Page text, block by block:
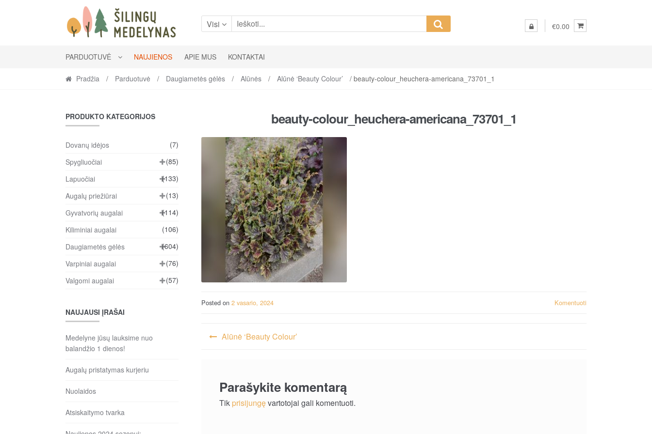
to
navigation
to
content
Visi €0.00
PARDUOTUVĖ NAUJIENOS APIE MUS KONTAKTAI
Pradžia / Parduotuvė / Daugiametės gėlės / Alūnės / Alūnė ‘Beauty Colour’ / beauty-colour_heuchera-americana_73701_1
beauty-colour_heuchera-americana_73701_1
Posted on2 vasario, 2024 Komentuoti
Navigacija
Alūnė ‘Beauty Colour’
Parašykite komentarą
Tik prisijungęvartotojai gali komentuoti.
PRODUKTO KATEGORIJOS
Dovanų idėjos
(7)
Spygliuočiai
(85)
Lapuočiai
(133)
Augalų priežiūrai
(13)
Gyvatvorių augalai
(114)
Kiliminiai augalai
(106)
Daugiametės gėlės
(604)
Varpiniai augalai
(76)
Valgomi augalai
(57)
NAUJAUSI ĮRAŠAI
Medelyne jūsų lauksime nuo
balandžio 1 dienos!
Augalų pristatymas kurjeriu
Nuolaidos
Atsiskaitymo tvarka